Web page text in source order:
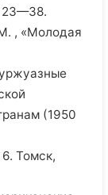
23—38.
, «Молодая
(1950
Томск,